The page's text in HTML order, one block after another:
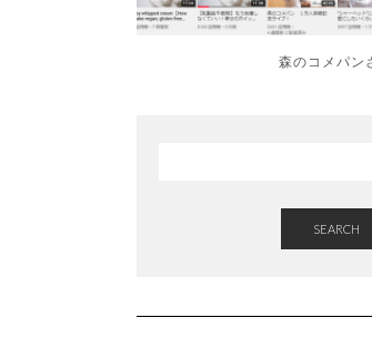
森のコメパン
SEARCH